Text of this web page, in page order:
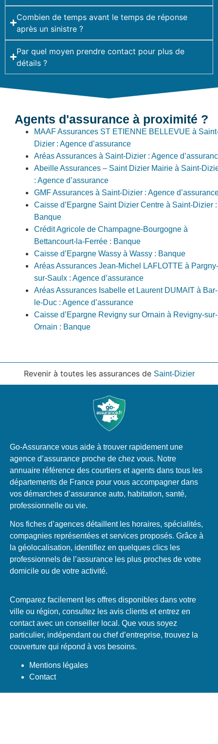
Combien de temps avant le temps de réponse
après un sinistre ?
Par quel moyen prendre contact pour plus de
détails ?
Agents d'assurance à proximité ?
MAAF Assurances ST ETIENNE BELLEVUE à
Dizier : Agence d’assurance
Aréas Assurances à Saint-Dizier : Agence
Abeille Assurances – Saint Dizier Mairie à Saint-
: Agence d’assurance
GMF Assurances à Saint-Dizier : Agence
Caisse d’Epargne Saint Dizier Centre à Saint-Dizier :
Banque
Crédit Agricole de Champagne-Bourgogne à
Bettancourt-la-Ferrée : Banque
Caisse d’Epargne Wassy à Wassy : Banque
Aréas Assurances Jean-Michel LAFLOTTE à Pargny-
sur-Saulx : Agence d’assurance
Aréas Assurances Isabelle et Laurent DUMAIT à Bar-
le-Duc : Agence d’assurance
Caisse d’Epargne Revigny sur Ornain à Revigny-sur-
Ornain : Banque
Revenir à toutes les assurances de Saint-Dizier
Go-Assurance vous aide à trouver rapidement une
agence d’assurance proche de chez vous. Notre
annuaire référence des courtiers et agents dans tous les
départements de France pour vous accompagner dans
vos démarches d’assurance auto, habitation, santé,
professionnelle ou vie.
Nos fiches d’agences détaillent les horaires, spécialités,
compagnies représentées et services proposés. Grâce à
la géolocalisation, identifiez en quelques clics les
professionnels de l’assurance les plus proches de votre
domicile ou de votre activité.
Comparez facilement les offres disponibles dans votre
ville ou région, consultez les avis clients et entrez en
contact avec un conseiller local. Que vous soyez
particulier, indépendant ou chef d’entreprise, trouvez la
couverture qui répond à vos besoins.
Mentions légales
Contact